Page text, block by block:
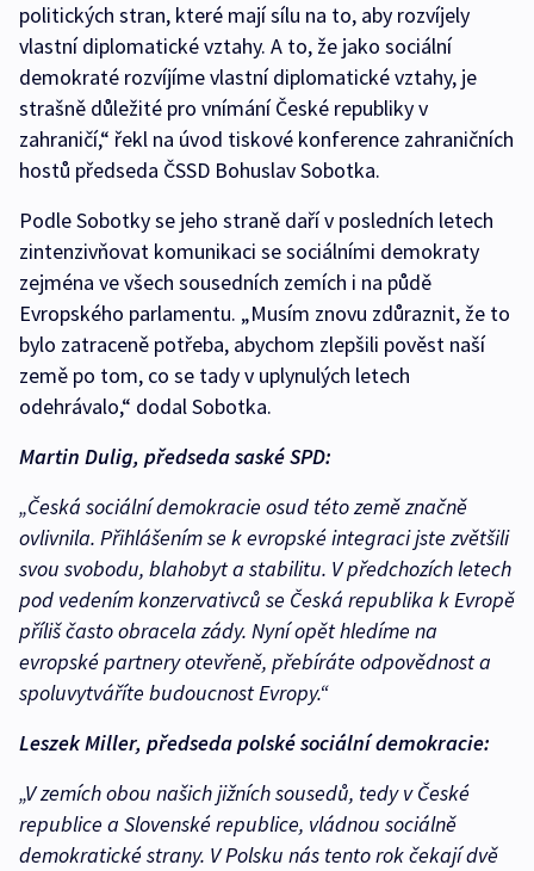
politických stran, které mají sílu na to, aby rozvíjely
vlastní diplomatické vztahy. A to, že jako sociální
demokraté rozvíjíme vlastní diplomatické vztahy, je
strašně důležité pro vnímání České republiky v
zahraničí,“ řekl na úvod tiskové konference zahraničních
hostů předseda ČSSD Bohuslav Sobotka.
Podle Sobotky se jeho straně daří v posledních letech
zintenzivňovat komunikaci se sociálními demokraty
zejména ve všech sousedních zemích i na půdě
Evropského parlamentu. „Musím znovu zdůraznit, že to
bylo zatraceně potřeba, abychom zlepšili pověst naší
země po tom, co se tady v uplynulých letech
odehrávalo,“ dodal Sobotka.
Martin Dulig, předseda saské SPD:
„Česká sociální demokracie osud této země značně
ovlivnila. Přihlášením se k evropské integraci jste zvětšili
svou svobodu, blahobyt a stabilitu. V předchozích letech
pod vedením konzervativců se Česká republika k Evropě
příliš často obracela zády. Nyní opět hledíme na
evropské partnery otevřeně, přebíráte odpovědnost a
spoluvytváříte budoucnost Evropy.“
Leszek Miller, předseda polské sociální demokracie:
„V zemích obou našich jižních sousedů, tedy v České
republice a Slovenské republice, vládnou sociálně
demokratické strany. V Polsku nás tento rok čekají dvě